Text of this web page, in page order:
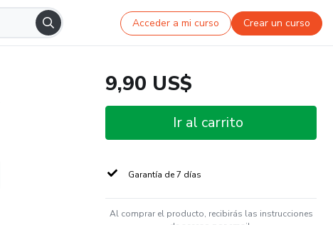
Acceder a mi curso Crear un curso
9,90 US$
Ir al carrito
Garantía de 7 días
Al comprar el producto, recibirás las instrucciones